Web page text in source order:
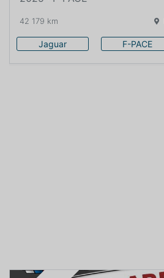
42 179 km
Jaguar F-PACE